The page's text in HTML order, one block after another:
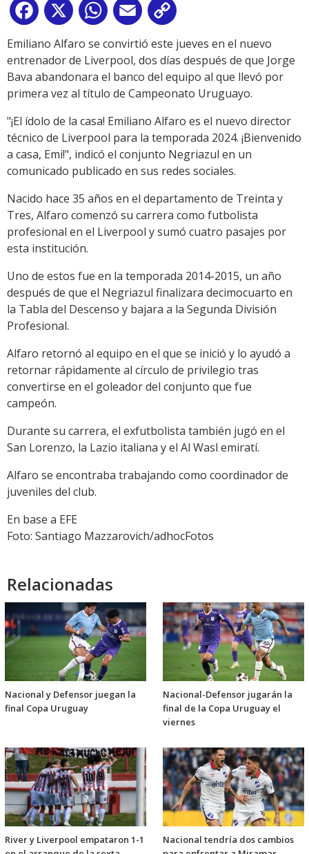
Facebook
X WhatsApp
Email
Link
Emiliano Alfaro se convirtió este jueves en el nuevo
entrenador de Liverpool, dos días después de que Jorge
Bava abandonara el banco del equipo al que llevó por
primera vez al título de Campeonato Uruguayo.
"¡El ídolo de la casa! Emiliano Alfaro es el nuevo director
técnico de Liverpool para la temporada 2024. ¡Bienvenido
a casa, Emi!", indicó el conjunto Negriazul en un
comunicado publicado en sus redes sociales.
Nacido hace 35 años en el departamento de Treinta y
Tres, Alfaro comenzó su carrera como futbolista
profesional en el Liverpool y sumó cuatro pasajes por
esta institución.
Uno de estos fue en la temporada 2014-2015, un año
después de que el Negriazul finalizara decimocuarto en
la Tabla del Descenso y bajara a la Segunda División
Profesional.
Alfaro retornó al equipo en el que se inició y lo ayudó a
retornar rápidamente al círculo de privilegio tras
convertirse en el goleador del conjunto que fue
campeón.
Durante su carrera, el exfutbolista también jugó en el
San Lorenzo, la Lazio italiana y el Al Wasl emiratí.
Alfaro se encontraba trabajando como coordinador de
juveniles del club.
En base a EFE
Foto: Santiago Mazzarovich/adhocFotos
Relacionadas
Nacional y Defensor juegan la
final Copa Uruguay
Nacional-Defensor jugarán la
final de la Copa Uruguay el
viernes
River y Liverpool empataron 1-1
Nacional tendría dos cambios